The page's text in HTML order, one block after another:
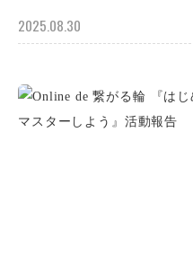
2025.08.30